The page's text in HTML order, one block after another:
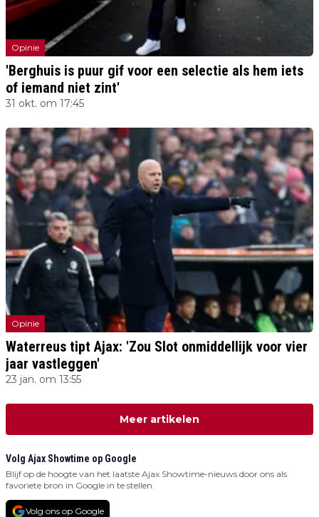
Opinie
'Berghuis is puur gif voor een selectie als hem iets
of iemand niet zint'
31 okt. om 17:45
Opinie
Waterreus tipt Ajax: 'Zou Slot onmiddellijk voor vier
jaar vastleggen'
23 jan. om 13:55
Meer artikelen
Volg Ajax Showtime op Google
Blijf op de hoogte van het laatste Ajax Showtime-nieuws door ons als
favoriete bron in Google in te stellen.
Volg ons op Google